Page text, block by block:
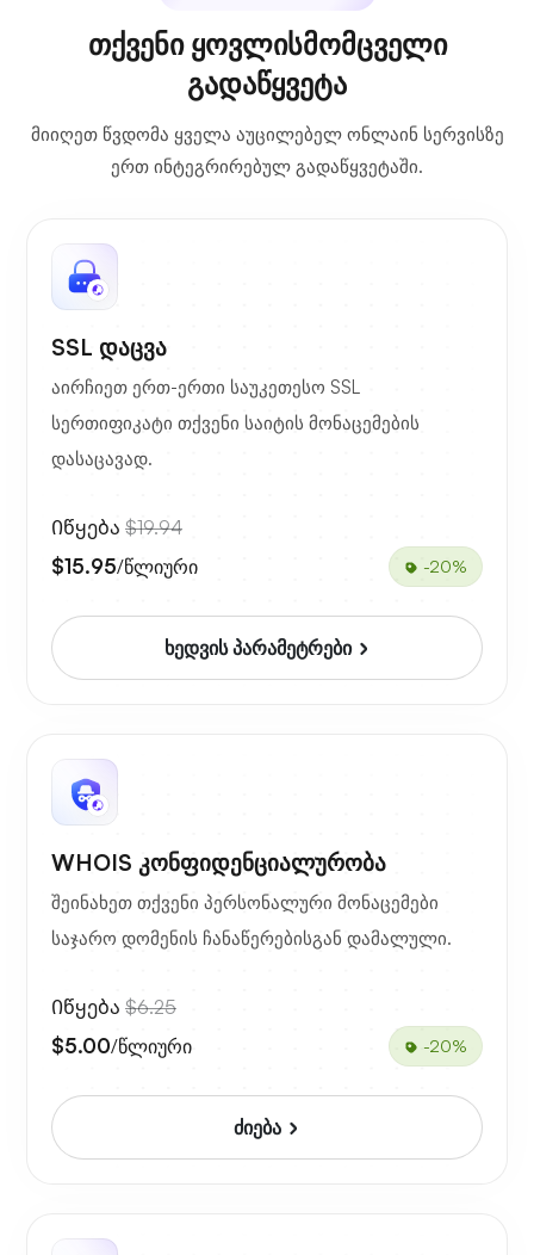
თქვენი ყოვლისმომცველი
გადაწყვეტა
მიიღეთ წვდომა ყველა აუცილებელ ონლაინ სერვისზე
ერთ ინტეგრირებულ გადაწყვეტაში.
SSL დაცვა
აირჩიეთ ერთ-ერთი საუკეთესო SSL
სერთიფიკატი თქვენი საიტის მონაცემების
დასაცავად.
Იწყება $19.94
$15.95/წლიური -20%
ხედვის პარამეტრები
WHOIS კონფიდენციალურობა
შეინახეთ თქვენი პერსონალური მონაცემები
საჯარო დომენის ჩანაწერებისგან დამალული.
Იწყება $6.25
$5.00/წლიური -20%
ძიება